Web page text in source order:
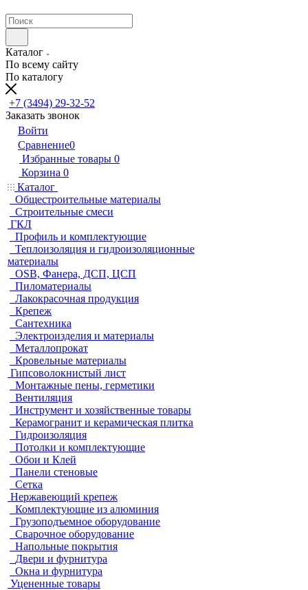
Каталог
По всему сайту
По каталогу
+7 (3494) 29-32-52
Заказать звонок
Войти
Сравнение0
Избранные товары 0
Корзина 0
Каталог
Общестроительные материалы
Строительные смеси
ГКЛ
Профиль и комплектующие
Теплоизоляция и гидроизоляционные
материалы
OSB, Фанера, ДСП, ЦСП
Пиломатериалы
Лакокрасочная продукция
Крепеж
Сантехника
Электроизделия и материалы
Металлопрокат
Кровельные материалы
Гипсоволокнистый лист
Монтажные пены, герметики
Вентиляция
Инструмент и хозяйственные товары
Керамогранит и керамическая плитка
Гидроизоляция
Потолки и комплектующие
Обои и Клей
Панели стеновые
Сетка
Нержавеющий крепеж
Комплектующие из алюминия
Грузоподъемное оборудование
Сварочное оборудование
Напольные покрытия
Двери и фурнитура
Окна и фурнитура
Уцененные товары